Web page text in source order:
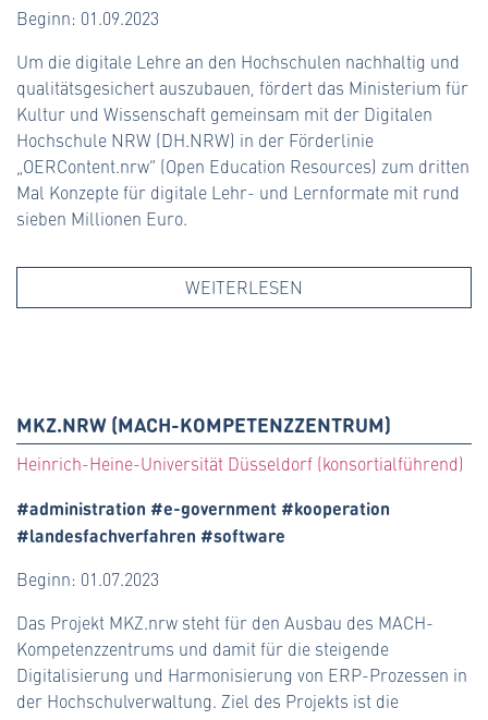
Beginn: 01.09.2023
Um die digitale Lehre an den Hochschulen nachhaltig und
qualitätsgesichert auszubauen, fördert das Ministerium für
Kultur und Wissenschaft gemeinsam mit der Digitalen
Hochschule NRW (DH.NRW) in der Förderlinie
„OERContent.nrw“ (Open Education Resources) zum dritten
Mal Konzepte für digitale Lehr- und Lernformate mit rund
sieben Millionen Euro.
WEITERLESEN
MKZ.NRW (MACH-KOMPETENZZENTRUM)
Heinrich-Heine-Universität Düsseldorf (konsortialführend)
#administration #e-government #kooperation
#landesfachverfahren #software
Beginn: 01.07.2023
Das Projekt MKZ.nrw steht für den Ausbau des MACH-
Kompetenzzentrums und damit für die steigende
Digitalisierung und Harmonisierung von ERP-Prozessen in
der Hochschulverwaltung. Ziel des Projekts ist die